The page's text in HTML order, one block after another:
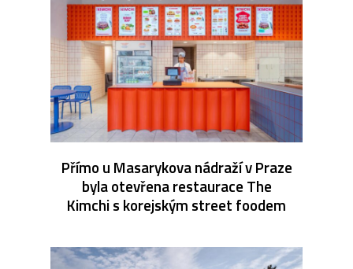
Přímo u Masarykova nádraží v Praze
byla otevřena restaurace The
Kimchi s korejským street foodem